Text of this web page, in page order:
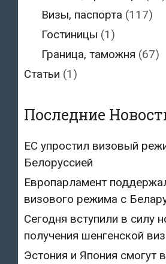
Визы, паспорта (117)
Гостиницы (1)
Граница, таможня (67)
Статьи (1)
Последние
ЕС упростил визовый
Белоруссией
Европарламент
визового режима с
Сегодня вступили в силу
получения шенгенской
Эстония и Япония смогут